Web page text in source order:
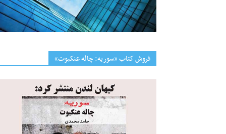
فروش کتاب «سوریه: چاله عنکبوت»